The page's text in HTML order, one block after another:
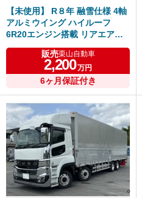
【未使用】 R８年 融雪仕様 4軸
アルミウイング ハイルーフ
6R20エンジン搭載 リアエアサ
ス アルミホイール シフトパイ
ロット ふそうスーパーグレート
販売栗山自動車
2,200万円
6ヶ月保証付き